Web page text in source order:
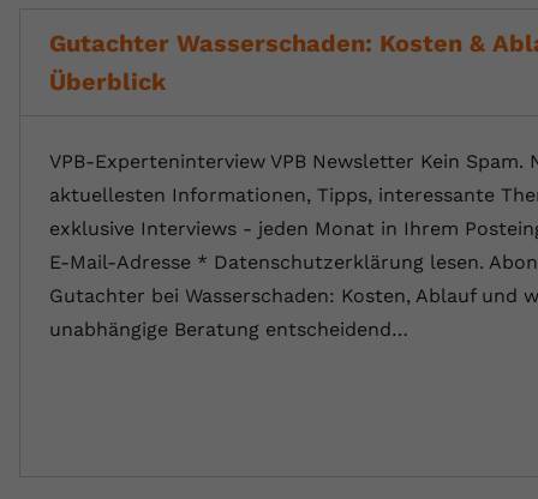
Gutachter Wasserschaden: Kosten &
Überblick
VPB-Experteninterview VPB Newsletter Kein Spam.
aktuellesten Informationen, Tipps, interessante
exklusive Interviews - jeden Monat in Ihrem
E-Mail-Adresse * Datenschutzerklärung lesen.
Gutachter bei Wasserschaden: Kosten, Ablauf und
unabhängige Beratung entscheidend…